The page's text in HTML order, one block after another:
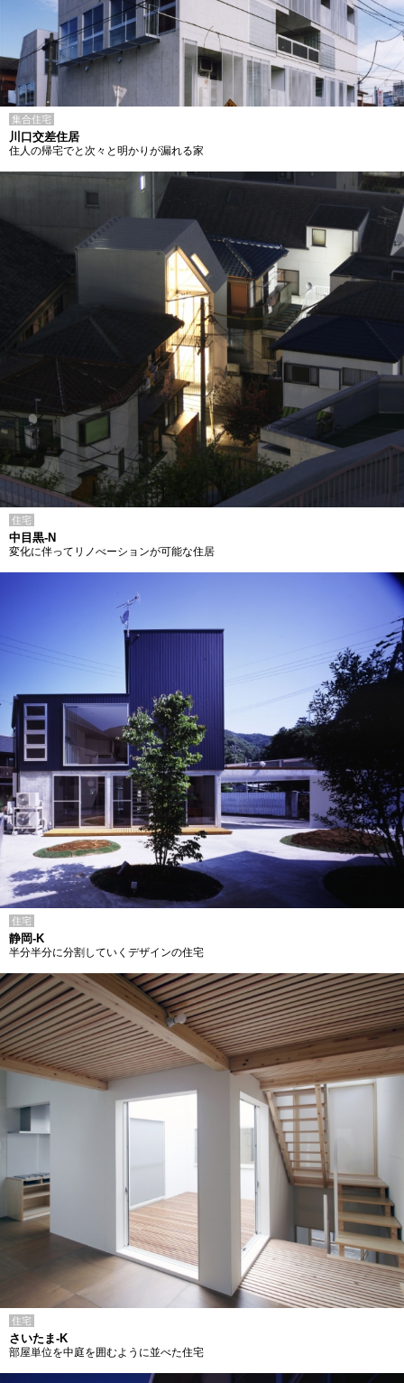
集合住宅
川口交差住居
住人の帰宅でと次々と明かりが漏れる家
住宅
中目黒-N
変化に伴ってリノべーションが可能な住居
住宅
静岡-K
半分半分に分割していくデザインの住宅
住宅
さいたま-K
部屋単位を中庭を囲むように並べた住宅